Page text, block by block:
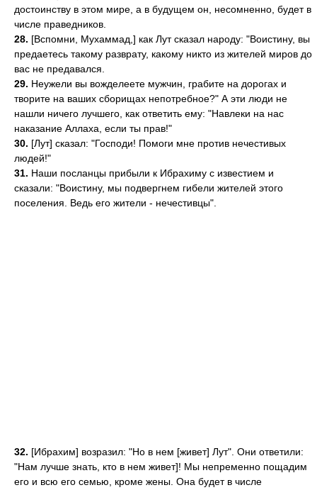
достоинству в этом мире, а в будущем он, несомненно, будет в
числе праведников.
28. [Вспомни, Мухаммад,] как Лут сказал народу: "Воистину, вы
предаетесь такому разврату, какому никто из жителей миров до
вас не предавался.
29. Неужели вы вожделеете мужчин, грабите на дорогах и
творите на ваших сборищах непотребное?" А эти люди не
нашли ничего лучшего, как ответить ему: "Навлеки на нас
наказание Аллаха, если ты прав!"
30. [Лут] сказал: "Господи! Помоги мне против нечестивых
людей!"
31. Наши посланцы прибыли к Ибрахиму с известием и
сказали: "Воистину, мы подвергнем гибели жителей этого
поселения. Ведь его жители - нечестивцы".
32. [Ибрахим] возразил: "Но в нем [живет] Лут". Они ответили:
"Нам лучше знать, кто в нем живет]! Мы непременно пощадим
его и всю его семью, кроме жены. Она будет в числе